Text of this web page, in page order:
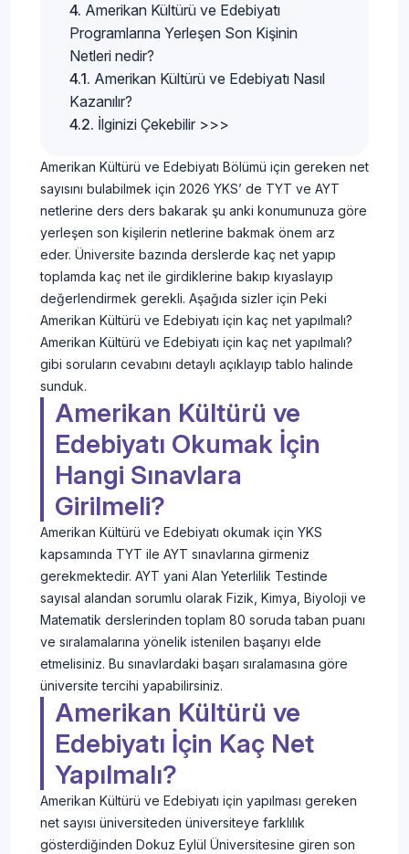
Amerikan Kültürü ve Edebiyatı
Programlarına Yerleşen Son Kişinin
Netleri nedir?
Amerikan Kültürü ve Edebiyatı Nasıl
Kazanılır?
İlginizi Çekebilir >>>
Amerikan Kültürü ve Edebiyatı Bölümü için gereken net
sayısını bulabilmek için 2026 YKS’ de TYT ve AYT
netlerine ders ders bakarak şu anki konumunuza göre
yerleşen son kişilerin netlerine bakmak önem arz
eder. Üniversite bazında derslerde kaç net yapıp
toplamda kaç net ile girdiklerine bakıp kıyaslayıp
değerlendirmek gerekli. Aşağıda sizler için Peki
Amerikan Kültürü ve Edebiyatı için kaç net yapılmalı?
Amerikan Kültürü ve Edebiyatı için kaç net yapılmalı?
gibi soruların cevabını detaylı açıklayıp tablo halinde
sunduk.
Amerikan Kültürü ve
Edebiyatı Okumak İçin
Hangi Sınavlara
Girilmeli?
Amerikan Kültürü ve Edebiyatı okumak için YKS
kapsamında TYT ile AYT sınavlarına girmeniz
gerekmektedir. AYT yani Alan Yeterlilik Testinde
sayısal alandan sorumlu olarak Fizik, Kimya, Biyoloji ve
Matematik derslerinden toplam 80 soruda taban puanı
ve sıralamalarına yönelik istenilen başarıyı elde
etmelisiniz. Bu sınavlardaki başarı sıralamasına göre
üniversite tercihi yapabilirsiniz.
Amerikan Kültürü ve
Edebiyatı İçin Kaç Net
Yapılmalı?
Amerikan Kültürü ve Edebiyatı için yapılması gereken
net sayısı üniversiteden üniversiteye farklılık
gösterdiğinden Dokuz Eylül Üniversitesine giren son